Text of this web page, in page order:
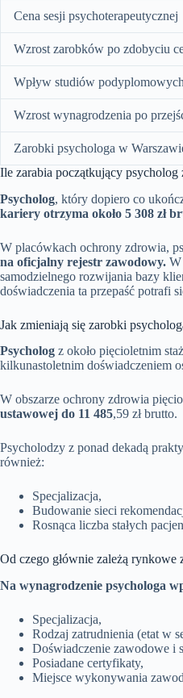
Cena sesji psychoterapeutycznej
Wzrost zarobków po zdobyciu
Wpływ studiów
Wzrost wynagrodzenia po
Zarobki psychologa w
Ile zarabia początkujący psycholog
Psycholog, który dopiero co
kariery otrzyma około 5 308 zł
W placówkach ochrony zdrowia,
na oficjalny rejestr zawodowy. W
samodzielnego rozwijania bazy
doświadczenia ta przepaść potrafi
Jak zmieniają się zarobki
Psycholog z około pięcioletnim
kilkunastoletnim doświadczeniem
W obszarze ochrony zdrowia
ustawowej do 11 485,59 zł brutto.
Psycholodzy z ponad dekadą
również:
Specjalizacja,
Budowanie sieci
Rosnąca liczba stałych
Od czego głównie zależą
Na wynagrodzenie psychologa
Specjalizacja,
Rodzaj zatrudnienia (etat w
Doświadczenie zawodowe i
Posiadane certyfikaty,
Miejsce wykonywania